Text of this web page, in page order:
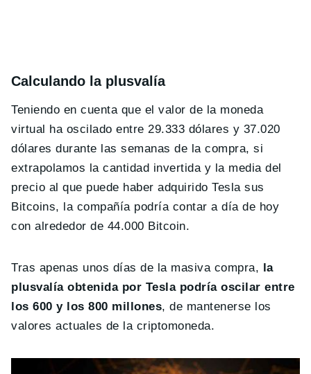
Calculando la plusvalía
Teniendo en cuenta que el valor de la moneda
virtual ha oscilado entre 29.333 dólares y 37.020
dólares durante las semanas de la compra, si
extrapolamos la cantidad invertida y la media del
precio al que puede haber adquirido Tesla sus
Bitcoins, la compañía podría contar a día de hoy
con alrededor de 44.000 Bitcoin.
Tras apenas unos días de la masiva compra, la
plusvalía obtenida por Tesla podría oscilar entre
los 600 y los 800 millones, de mantenerse los
valores actuales de la criptomoneda.